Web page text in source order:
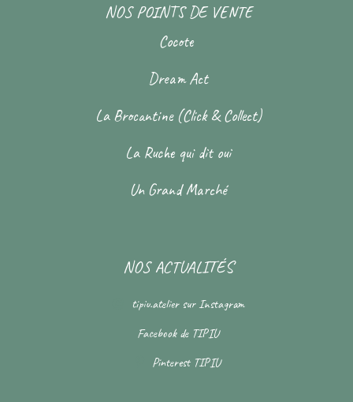
NOS POINTS DE VENTE
Cocote
Dream Act
La Brocantine (Click & Collect)
La Ruche qui dit oui
Un Grand Marché
NOS ACTUALITÉS
tipiu.atelier sur Instagram
Facebook de TIPIU
Pinterest TIPIU